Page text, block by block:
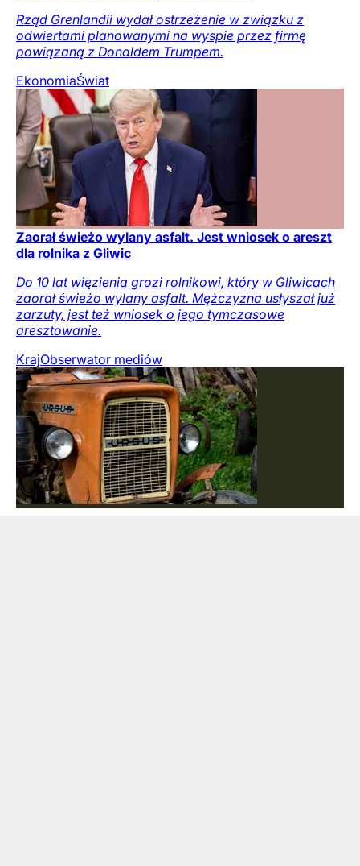
Rząd Grenlandii wydał ostrzeżenie w związku z
odwiertami planowanymi na wyspie przez firmę
powiązaną z Donaldem Trumpem.
EkonomiaŚwiat
Zaorał świeżo wylany asfalt. Jest wniosek o areszt
dla rolnika z Gliwic
Do 10 lat więzienia grozi rolnikowi, który w Gliwicach
zaorał świeżo wylany asfalt. Mężczyzna usłyszał już
zarzuty, jest też wniosek o jego tymczasowe
aresztowanie.
KrajObserwator mediów